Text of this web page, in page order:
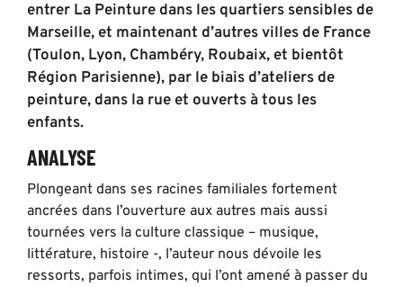
entrer La Peinture dans les quartiers sensibles de
Marseille, et maintenant d’autres villes de France
(Toulon, Lyon, Chambéry, Roubaix, et bientôt
Région Parisienne), par le biais d’ateliers de
peinture, dans la rue et ouverts à tous les
enfants.
ANALYSE
Plongeant dans ses racines familiales fortement
ancrées dans l’ouverture aux autres mais aussi
tournées vers la culture classique – musique,
littérature, histoire -, l’auteur nous dévoile les
ressorts, parfois intimes, qui l’ont amené à passer du